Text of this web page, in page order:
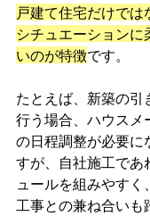
戸建て住宅だけでは
シチュエーションに
いのが特徴です。
たとえば、新築の引
行う場合、ハウスメ
の日程調整が必要に
すが、自社施工であ
ュールを組みやす
工事との兼ね合いも